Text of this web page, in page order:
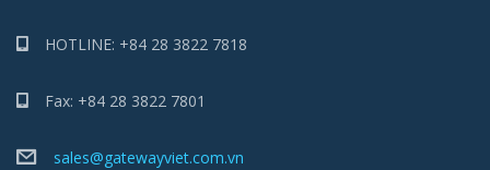
HOTLINE: +84 28 3822 7818
Fax: +84 28 3822 7801
sales@gatewayviet.com.vn